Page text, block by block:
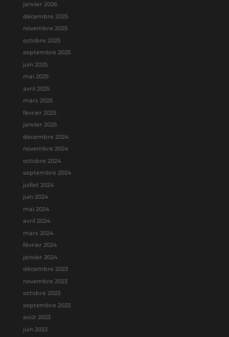
janvier 2026
décembre 2025
novembre 2025
octobre 2025
septembre 2025
juin 2025
mai 2025
avril 2025
mars 2025
février 2025
janvier 2025
décembre 2024
novembre 2024
octobre 2024
septembre 2024
juillet 2024
juin 2024
mai 2024
avril 2024
mars 2024
février 2024
janvier 2024
décembre 2023
novembre 2023
octobre 2023
septembre 2023
août 2023
juin 2023